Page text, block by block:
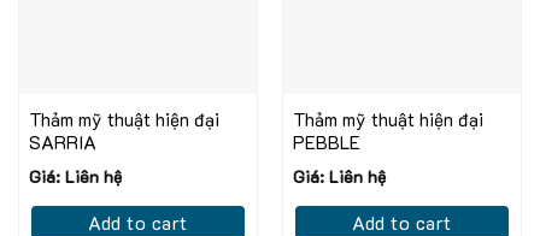
Thảm mỹ thuật hiện đại
SARRIA
Giá: Liên hệ
Add to cart
Thảm mỹ thuật hiện đại
PEBBLE
Giá: Liên hệ
Add to cart